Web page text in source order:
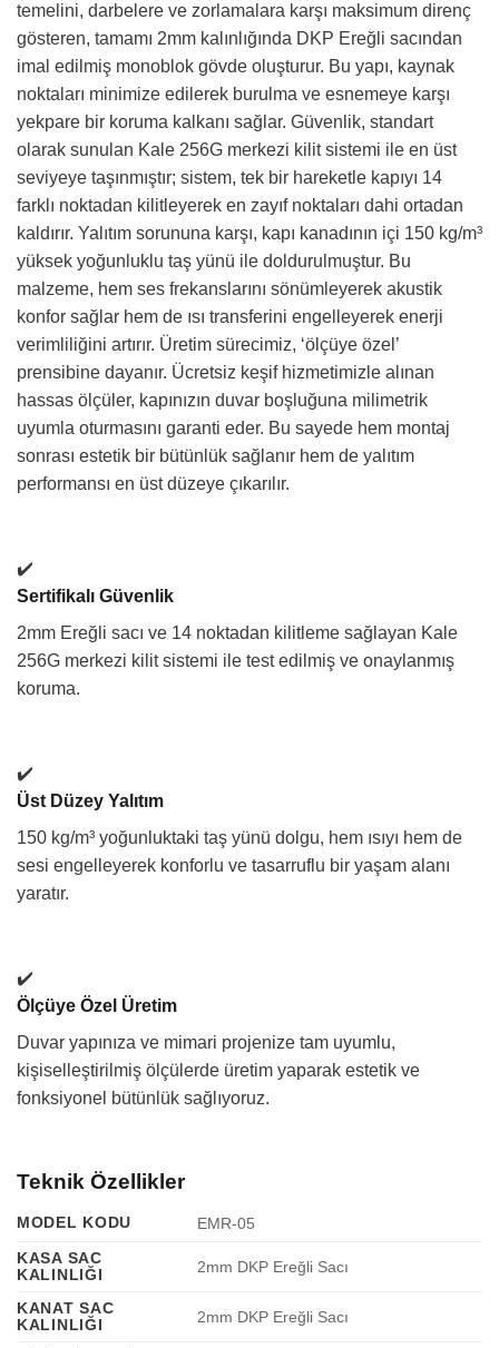
temelini, darbelere ve zorlamalara karşı maksimum direnç
gösteren, tamamı 2mm kalınlığında DKP Ereğli sacından
imal edilmiş monoblok gövde oluşturur. Bu yapı, kaynak
noktaları minimize edilerek burulma ve esnemeye karşı
yekpare bir koruma kalkanı sağlar. Güvenlik, standart
olarak sunulan Kale 256G merkezi kilit sistemi ile en üst
seviyeye taşınmıştır; sistem, tek bir hareketle kapıyı 14
farklı noktadan kilitleyerek en zayıf noktaları dahi ortadan
kaldırır. Yalıtım sorununa karşı, kapı kanadının içi 150 kg/m³
yüksek yoğunluklu taş yünü ile doldurulmuştur. Bu
malzeme, hem ses frekanslarını sönümleyerek akustik
konfor sağlar hem de ısı transferini engelleyerek enerji
verimliliğini artırır. Üretim sürecimiz, ‘ölçüye özel’
prensibine dayanır. Ücretsiz keşif hizmetimizle alınan
hassas ölçüler, kapınızın duvar boşluğuna milimetrik
uyumla oturmasını garanti eder. Bu sayede hem montaj
sonrası estetik bir bütünlük sağlanır hem de yalıtım
performansı en üst düzeye çıkarılır.
✔️
Sertifikalı Güvenlik
2mm Ereğli sacı ve 14 noktadan kilitleme sağlayan Kale
256G merkezi kilit sistemi ile test edilmiş ve onaylanmış
koruma.
✔️
Üst Düzey Yalıtım
150 kg/m³ yoğunluktaki taş yünü dolgu, hem ısıyı hem de
sesi engelleyerek konforlu ve tasarruflu bir yaşam alanı
yaratır.
✔️
Ölçüye Özel Üretim
Duvar yapınıza ve mimari projenize tam uyumlu,
kişiselleştirilmiş ölçülerde üretim yaparak estetik ve
fonksiyonel bütünlük sağlıyoruz.
Teknik Özellikler
MODEL KODU
EMR-05
KASA SAC
KALINLIĞI
2mm DKP Ereğli Sacı
KANAT SAC
KALINLIĞI
2mm DKP Ereğli Sacı